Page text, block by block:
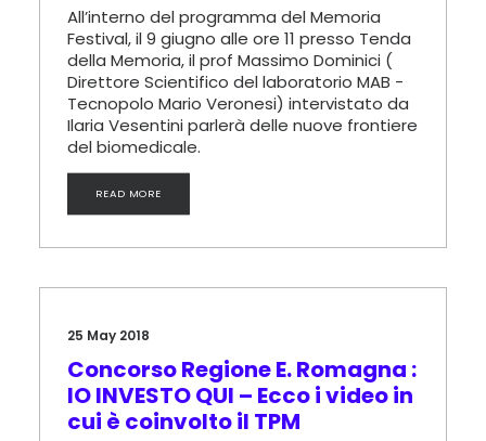
All’interno del programma del Memoria
Festival, il 9 giugno alle ore 11 presso Tenda
della Memoria, il prof Massimo Dominici (
Direttore Scientifico del laboratorio MAB -
Tecnopolo Mario Veronesi) intervistato da
Ilaria Vesentini parlerà delle nuove frontiere
del biomedicale.
READ MORE
25 May 2018
Concorso Regione E. Romagna :
IO INVESTO QUI – Ecco i video in
cui è coinvolto il TPM